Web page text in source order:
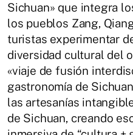
Sichuan» que integra
los pueblos Zang,
turistas experimentar
diversidad cultural del
«viaje de fusión
gastronomía de
las artesanías
de Sichuan, creando